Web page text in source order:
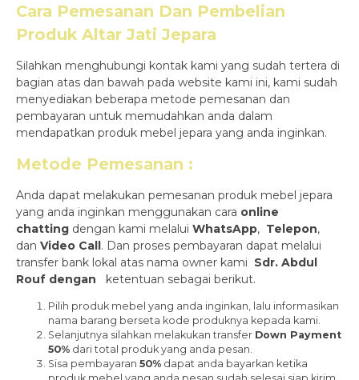
Cara Pemesanan Dan Pembelian
Produk Altar Jati Jepara
Silahkan menghubungi kontak kami yang sudah tertera di
bagian atas dan bawah pada website kami ini, kami sudah
menyediakan beberapa metode pemesanan dan
pembayaran untuk memudahkan anda dalam
mendapatkan produk mebel jepara yang anda inginkan.
Metode Pemesanan :
Anda dapat melakukan pemesanan produk mebel jepara
yang anda inginkan menggunakan cara online
chatting dengan kami melalui WhatsApp, Telepon,
dan Video Call. Dan proses pembayaran dapat melalui
transfer bank lokal atas nama owner kami Sdr. Abdul
Rouf dengan ketentuan sebagai berikut.
Pilih produk mebel yang anda inginkan, lalu informasikan
nama barang berseta kode produknya kepada kami.
Selanjutnya silahkan melakukan transfer Down Payment
50% dari total produk yang anda pesan.
Sisa pembayaran 50% dapat anda bayarkan ketika